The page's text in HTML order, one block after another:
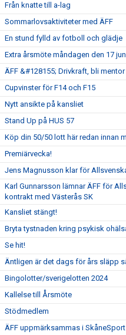
Från knatte till a-lag
Sommarlovsaktiviteter med ÄFF
En stund fylld av fotboll och glädje
Extra årsmöte måndagen den 17
ÄFF &#128155; Drivkraft, bli
Cupvinster för F14 och F15
Nytt ansikte på kansliet
Stand Up på HUS 57
Köp din 50/50 lott här redan innan
Premiärvecka!
Jens Magnusson klar för
Karl Gunnarsson lämnar ÄFF för
kontrakt med Västerås SK
Kansliet stängt!
Bryta tystnaden kring psykisk
Se hit!
Äntligen är det dags för års släpp
Bingolotter/sverigelotten 2024
Kallelse till Årsmöte
Stödmedlem
ÄFF uppmärksammas i SkåneSport